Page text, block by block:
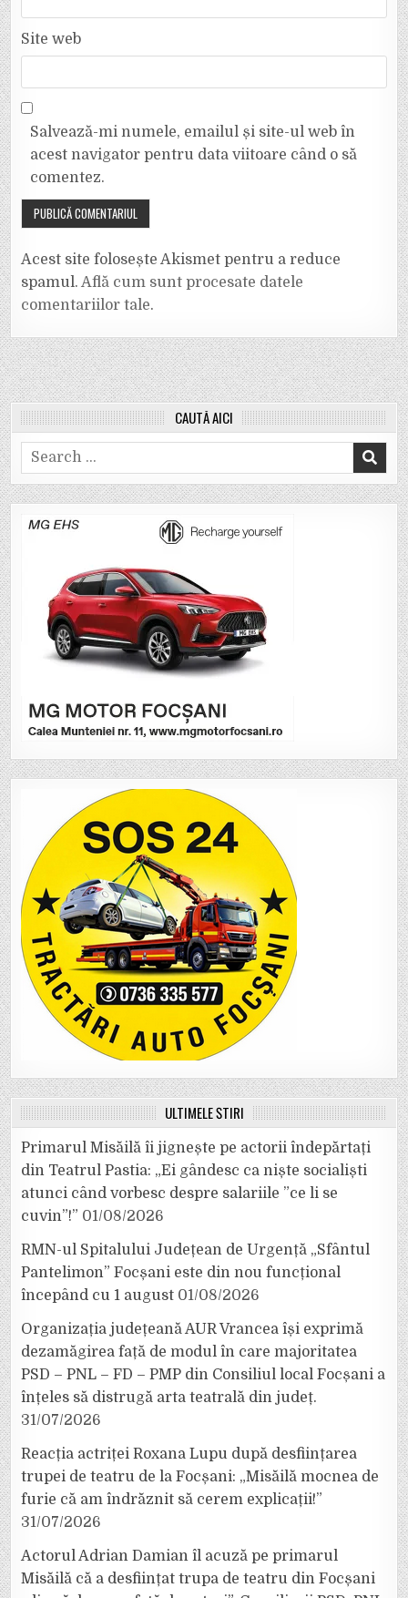
Site web
Salvează-mi numele, emailul și site-ul web în
acest navigator pentru data viitoare când o să
comentez.
Acest site folosește Akismet pentru a reduce
spamul.Află cum sunt procesate datele
comentariilor tale.
CAUTĂ AICI
Search
for:
ULTIMELE ȘTIRI
Primarul Misăilă îi jignește pe actorii îndepărtați
din Teatrul Pastia: „Ei gândesc ca niște socialiști
atunci când vorbesc despre salariile ”ce li se
cuvin”!” 01/08/2026
RMN-ul Spitalului Județean de Urgență „Sfântul
Pantelimon” Focșani este din nou funcțional
începând cu 1 august 01/08/2026
Organizația județeană AUR Vrancea își exprimă
dezamăgirea față de modul în care majoritatea
PSD – PNL – FD – PMP din Consiliul local Focșani a
înțeles să distrugă arta teatrală din județ.
31/07/2026
Reacția actriței Roxana Lupu după desființarea
trupei de teatru de la Focșani: „Misăilă mocnea de
furie că am îndrăznit să cerem explicații!”
31/07/2026
Actorul Adrian Damian îl acuză pe primarul
Misăilă că a desființat trupa de teatru din Focșani